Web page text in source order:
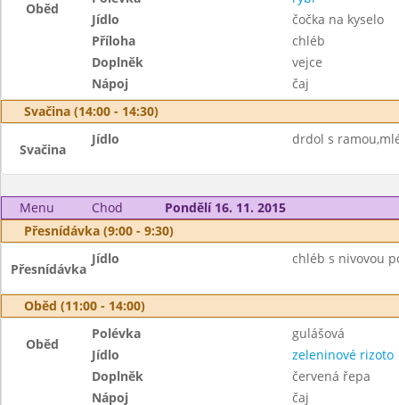
Oběd
Jídlo
čočka na kyselo
Příloha
chléb
Doplněk
vejce
Nápoj
čaj
Svačina (14:00 - 14:30)
Svačina
Jídlo drdol s
Menu Chod
Pondělí 16. 11. 2015
Přesnídávka (9:00 - 9:30)
Přesnídávka
Jídlo chléb s nivovou
Oběd (11:00 - 14:00)
Oběd
Polévka
gulášová
Jídlo
zeleninové rizoto
Doplněk
červená řepa
Nápoj
čaj